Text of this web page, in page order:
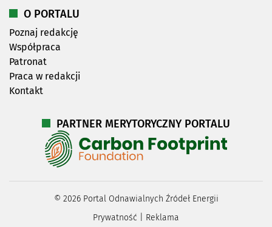
O PORTALU
Poznaj redakcję
Współpraca
Patronat
Praca w redakcji
Kontakt
PARTNER MERYTORYCZNY PORTALU
© 2026Portal Odnawialnych Źródeł Energii
Prywatność
Reklama